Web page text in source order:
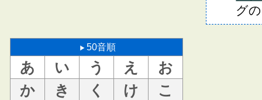
50音順
あ い う え
お
か
き く け
こ
グ